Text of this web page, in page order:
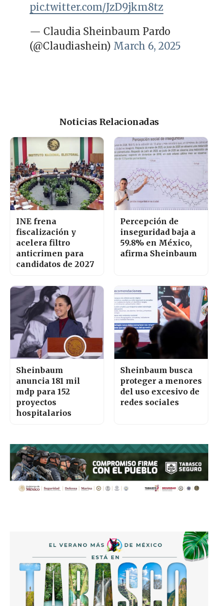
pic.twitter.com/JzD9jkm8tz
— Claudia Sheinbaum Pardo
(@Claudiashein) March 6, 2025
Noticias Relacionadas
INE frena
fiscalización y
acelera filtro
anticrimen para
candidatos de 2027
Percepción de
inseguridad baja a
59.8% en México,
afirma Sheinbaum
Sheinbaum
anuncia 181 mil
mdp para 152
proyectos
hospitalarios
Sheinbaum busca
proteger a menores
del uso excesivo de
redes sociales